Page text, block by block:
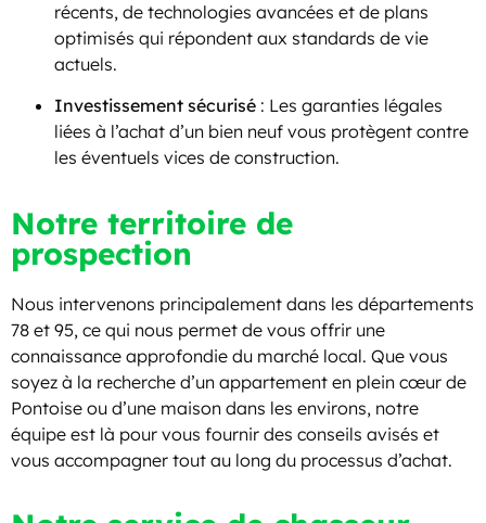
récents, de technologies avancées et de plans
optimisés qui répondent aux standards de vie
actuels.
Investissement sécurisé : Les garanties légales
liées à l’achat d’un bien neuf vous protègent contre
les éventuels vices de construction.
Notre territoire de
prospection
Nous intervenons principalement dans les départements
78 et 95, ce qui nous permet de vous offrir une
connaissance approfondie du marché local. Que vous
soyez à la recherche d’un appartement en plein cœur de
Pontoise ou d’une maison dans les environs, notre
équipe est là pour vous fournir des conseils avisés et
vous accompagner tout au long du processus d’achat.